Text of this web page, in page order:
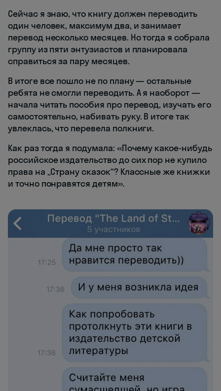
Сейчас я знаю, что книгу должен переводить
один человек, максимум два, и занимает
перевод несколько месяцев. Но тогда я собрала
группу из пяти энтузиастов и планировала
справиться за пару месяцев.
В итоге все пошло не по плану — остальные
ребята не смогли переводить. А я наоборот —
начала читать пособия про перевод, изучать его
самостоятельно, набивать руку. В итоге так
увлеклась, что перевела полкниги.
Как раз тогда я подумала: «Почему какое-нибудь
российское издательство до сих пор не купило
права на „Страну сказок“? Классные же книжки
и точно понравятся детям».